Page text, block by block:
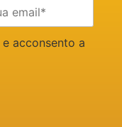
e acconsento a